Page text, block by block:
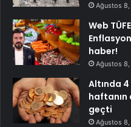
Ağustos
Web
haber!
Ağustos
Altında
haftanın
geçti
Ağustos